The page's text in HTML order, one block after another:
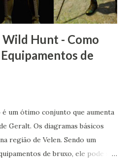
Hunt - Como
de
um ótimo conjunto que aumenta
Geralt. Os diagramas básicos
região de Velen. Sendo um
de bruxo, ele pode ser